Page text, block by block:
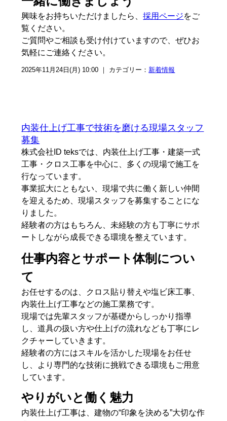
興味をお持ちいただけましたら、採用ページをご
覧ください。
ご質問やご相談も受け付けていますので、ぜひお
気軽にご連絡ください。
2025年11月24日(月) 10:00 ｜ カテゴリー： 新着情報
内装仕上げ工事で技術を磨ける現場スタッフ
募集
株式会社ID teksでは、内装仕上げ工事・建築一式
工事・クロス工事を中心に、多くの現場で施工を
行なっています。
事業拡大にともない、現場で共に働く新しい仲間
を迎えるため、現場スタッフを募集することにな
りました。
経験者の方はもちろん、未経験の方も丁寧にサポ
ートしながら成長できる環境を整えています。
仕事内容とサポート体制につい
て
お任せするのは、クロス貼り替えや塩ビ床工事、
内装仕上げ工事などの施工業務です。
現場では先輩スタッフが基礎からしっかり指導
し、道具の扱い方や仕上げの流れなども丁寧にレ
クチャーしていきます。
経験者の方にはスキルを活かした現場をお任せ
し、より専門的な技術に挑戦できる環境もご用意
しています。
やりがいと働く魅力
内装仕上げ工事は、建物の“印象を決める”大切な作